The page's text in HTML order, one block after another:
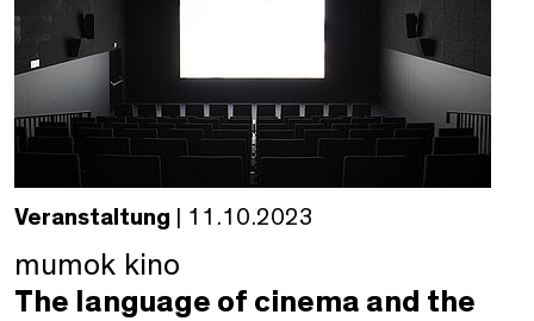
Veranstaltung | 11.10.2023
mumok kino
The language of cinema and the